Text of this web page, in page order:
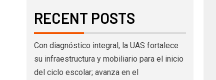
RECENT POSTS
Con diagnóstico integral, la UAS fortalece
su infraestructura y mobiliario para el inicio
del ciclo escolar; avanza en el